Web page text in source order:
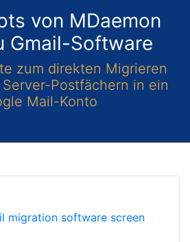
von MDaemon
Gmail-Software
zum direkten Migrieren
Postfächern in ein
Mail-Konto